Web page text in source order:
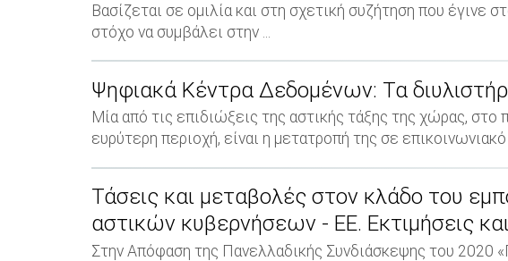
Βασίζεται σε ομιλία και στη σχετική συζήτηση που
στόχο να συμβάλει στην ...
Ψηφιακά Κέντρα Δεδομένων: Τα
Μία από τις επιδιώξεις της αστικής τάξης της χώρας,
ευρύτερη περιοχή, είναι η μετατροπή της σε
Τάσεις και μεταβολές στον κλάδο του
αστικών κυβερνήσεων - ΕΕ. Εκτιμήσεις
Στην Απόφαση της Πανελλαδικής Συνδιάσκεψης του 2020